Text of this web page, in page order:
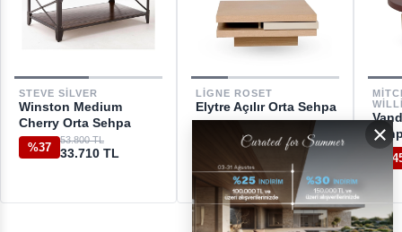
GERİ ÖDEMELER
DESTEK
STEVE SILVER
Winston Medium
Cherry Orta Sehpa
%37
53.800 TL
33.710 TL
LIGNE ROSET
Elytre Açılır Orta Sehpa
126.250 TL
57.500 TL ×